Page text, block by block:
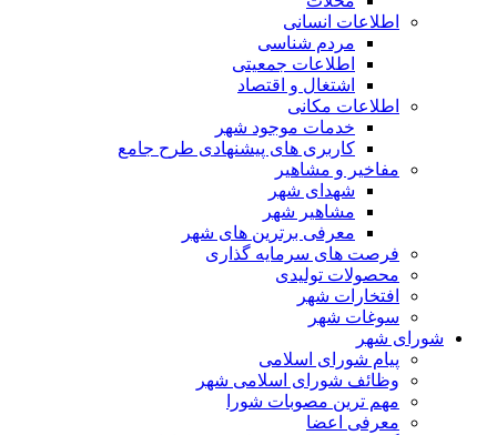
اطلاعات انسانی
مردم شناسی
اطلاعات جمعیتی
اشتغال و اقتصاد
اطلاعات مکانی
خدمات موجود شهر
کاربری های پیشنهادی طرح جامع
مفاخیر و مشاهیر
شهدای شهر
مشاهیر شهر
معرفی برترین های شهر
فرصت های سرمایه گذاری
محصولات تولیدی
افتخارات شهر
سوغات شهر
شورای شهر
پیام شورای اسلامی
وظائف شورای اسلامی شهر
مهم ترین مصوبات شورا
معرفی اعضا